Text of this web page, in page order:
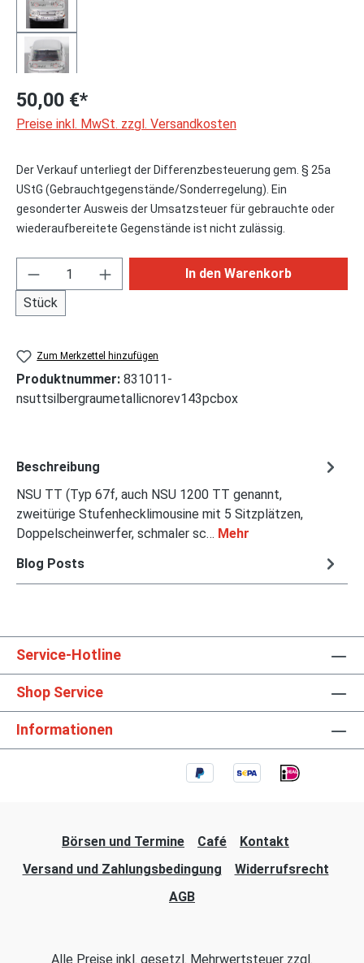
50,00 €*
Preise inkl. MwSt. zzgl. Versandkosten
Der Verkauf unterliegt der Differenzbesteuerung gem. § 25a
UStG (Gebrauchtgegenstände/Sonderregelung). Ein
gesonderter Ausweis der Umsatzsteuer für gebrauchte oder
wiederaufbereitete Gegenstände ist nicht zulässig.
Produkt Anzahl: Gib den gewünschten
Stück
In den Warenkorb
Zum Merkzettel hinzufügen
Produktnummer: 831011-
nsuttsilbergraumetallicnorev143pcbox
Beschreibung
NSU TT (Typ 67f, auch NSU 1200 TT genannt,
zweitürige Stufenhecklimousine mit 5 Sitzplätzen,
Doppelscheinwerfer, schmaler sc… Mehr
Blog Posts
Service-Hotline
Shop Service
Informationen
Börsen und Termine Café
Kontakt
Versand und Zahlungsbedingung
Widerrufsrecht
AGB
Alle Preise inkl. gesetzl. Mehrwertsteuer zzgl.